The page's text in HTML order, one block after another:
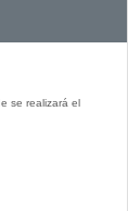
se realizará el